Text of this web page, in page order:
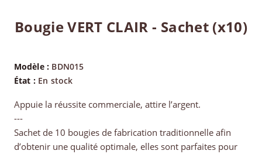
Bougie VERT CLAIR - Sachet (x10)
Modèle : BDN015
État : En stock
Appuie la réussite commerciale, attire l’argent.
---
Sachet de 10 bougies de fabrication traditionnelle afin
d’obtenir une qualité optimale, elles sont parfaites pour